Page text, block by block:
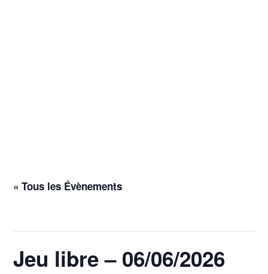
« Tous les Évènements
Jeu libre – 06/06/2026